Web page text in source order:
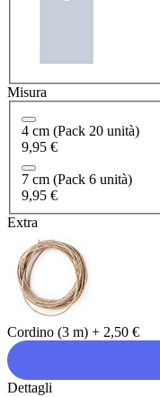
Misura
4 cm (Pack 20 unità)
9,95 €
7 cm (Pack 6 unità)
9,95 €
Extra
Cordino (3 m) + 2,50 €
Dettagli